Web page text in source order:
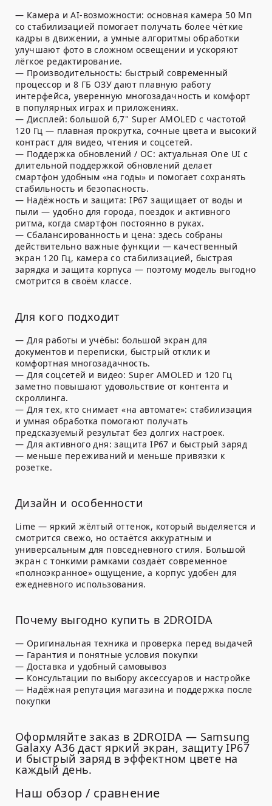
— Камера и AI-возможности: основная камера 50 Мп
со стабилизацией помогает получать более чёткие
кадры в движении, а умные алгоритмы обработки
улучшают фото в сложном освещении и ускоряют
лёгкое редактирование.
— Производительность: быстрый современный
процессор и 8 ГБ ОЗУ дают плавную работу
интерфейса, уверенную многозадачность и комфорт
в популярных играх и приложениях.
— Дисплей: большой 6,7" Super AMOLED с частотой
120 Гц — плавная прокрутка, сочные цвета и высокий
контраст для видео, чтения и соцсетей.
— Поддержка обновлений / ОС: актуальная One UI с
длительной поддержкой обновлений делает
смартфон удобным «на годы» и помогает сохранять
стабильность и безопасность.
— Надёжность и защита: IP67 защищает от воды и
пыли — удобно для города, поездок и активного
ритма, когда смартфон постоянно в руках.
— Сбалансированность и цена: здесь собраны
действительно важные функции — качественный
экран 120 Гц, камера со стабилизацией, быстрая
зарядка и защита корпуса — поэтому модель выгодно
смотрится в своём классе.
Для кого подходит
— Для работы и учёбы: большой экран для
документов и переписки, быстрый отклик и
комфортная многозадачность.
— Для соцсетей и видео: Super AMOLED и 120 Гц
заметно повышают удовольствие от контента и
скроллинга.
— Для тех, кто снимает «на автомате»: стабилизация
и умная обработка помогают получать
предсказуемый результат без долгих настроек.
— Для активного дня: защита IP67 и быстрый заряд
— меньше переживаний и меньше привязки к
розетке.
Дизайн и особенности
Lime — яркий жёлтый оттенок, который выделяется и
смотрится свежо, но остаётся аккуратным и
универсальным для повседневного стиля. Большой
экран с тонкими рамками создаёт современное
«полноэкранное» ощущение, а корпус удобен для
ежедневного использования.
Почему выгодно купить в 2DROIDA
— Оригинальная техника и проверка перед выдачей
— Гарантия и понятные условия покупки
— Доставка и удобный самовывоз
— Консультации по выбору аксессуаров и настройке
— Надёжная репутация магазина и поддержка после
покупки
Оформляйте заказ в 2DROIDA — Samsung
Galaxy A36 даст яркий экран, защиту IP67
и быстрый заряд в эффектном цвете на
каждый день.
Наш обзор / сравнение